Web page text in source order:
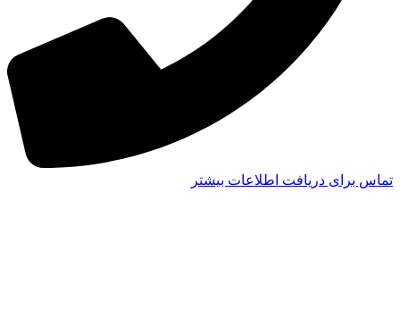
تماس برای دریافت اطلاعات بیشتر